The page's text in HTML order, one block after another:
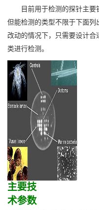
目前用于检测的探针主要
但能检测的类型不限于下面列
改动的情况下，只需要设计
类进行检测。
主要技
术参数